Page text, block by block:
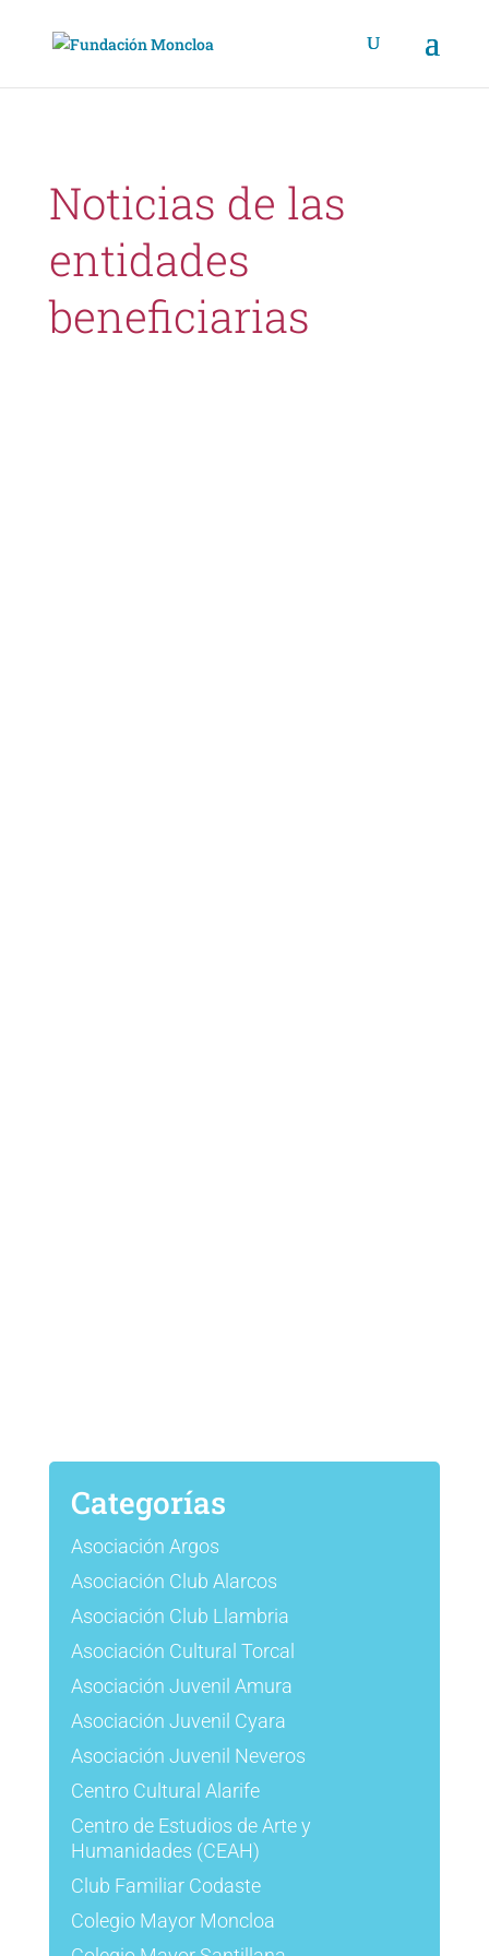
Noticias de las
entidades
beneficiarias
Categorías
Asociación Argos
Asociación Club Alarcos
Asociación Club Llambria
Asociación Cultural Torcal
Asociación Juvenil Amura
Asociación Juvenil Cyara
Asociación Juvenil Neveros
Centro Cultural Alarife
Centro de Estudios de Arte y
Humanidades (CEAH)
Club Familiar Codaste
Colegio Mayor Moncloa